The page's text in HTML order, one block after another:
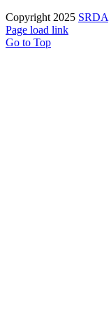
Copyright 2025 SRDA
Page load link
Go to Top